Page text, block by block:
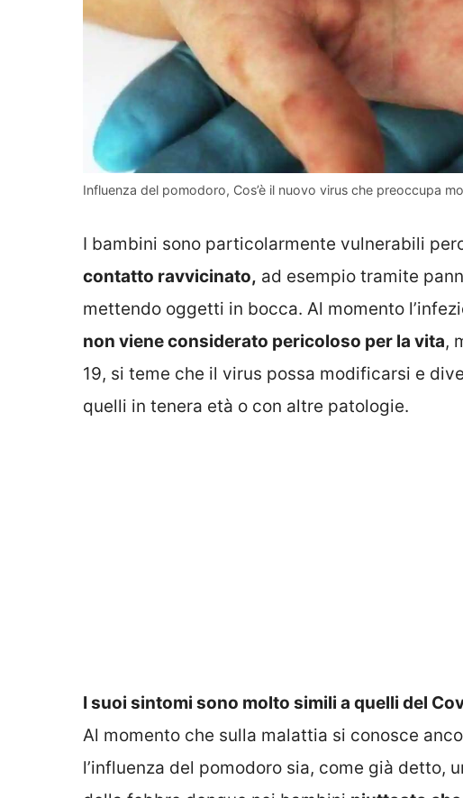
Influenza del pomodoro, Cos’è il nuovo virus che preoccupa
I bambini sono particolarmente vulnerabili
contatto ravvicinato, ad esempio tramite
mettendo oggetti in bocca. Al momento
non viene considerato pericoloso per la vita,
19, si teme che il virus possa modificarsi e
quelli in tenera età o con altre patologie.
I suoi sintomi sono molto simili a quelli del
Al momento che sulla malattia si conosce
l’influenza del pomodoro sia, come già detto,